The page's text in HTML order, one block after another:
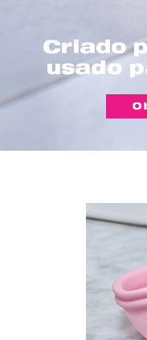
Criado
usado